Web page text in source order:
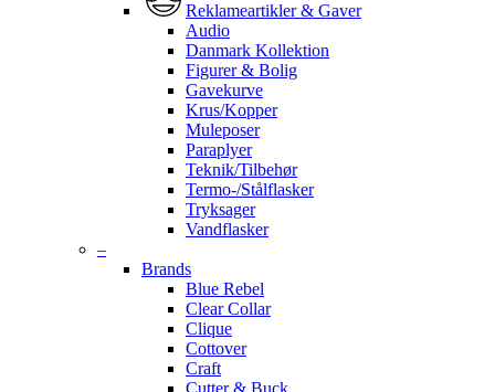
Reklameartikler & Gaver
Audio
Danmark Kollektion
Figurer & Bolig
Gavekurve
Krus/Kopper
Muleposer
Paraplyer
Teknik/Tilbehør
Termo-/Stålflasker
Tryksager
Vandflasker
–
Brands
Blue Rebel
Clear Collar
Clique
Cottover
Craft
Cutter & Buck